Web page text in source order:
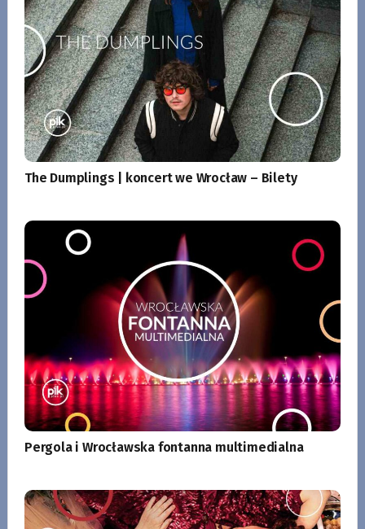
The Dumplings | koncert we Wrocław – Bilety
Pergola i Wrocławska fontanna multimedialna